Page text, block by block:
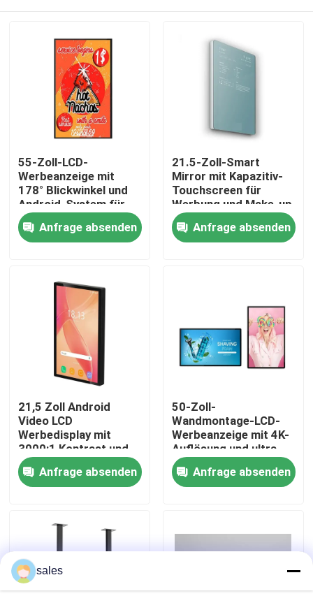
Haus
Produkte
Videos
VR-Show
Über uns
Fabrik-Ausflug
Qualitätskontrolle
Blog
55-Zoll-LCD-
Werbeanzeige mit
178° Blickwinkel und
Android-System für
kommerzielle digitale
Beschilderung
Anfrage absenden
21.5-Zoll-Smart
Mirror mit Kapazitiv-
Touchscreen für
Werbung und Make-up
Anfrage absenden
21,5 Zoll Android
Video LCD
Werbedisplay mit
3000:1 Kontrast und
schlichter Rückseite
Anfrage absenden
50-Zoll-
Wandmontage-LCD-
Werbeanzeige mit 4K-
Auflösung und ultra-
engem Rand für
digitale Beschilderung
Anfrage absenden
sales